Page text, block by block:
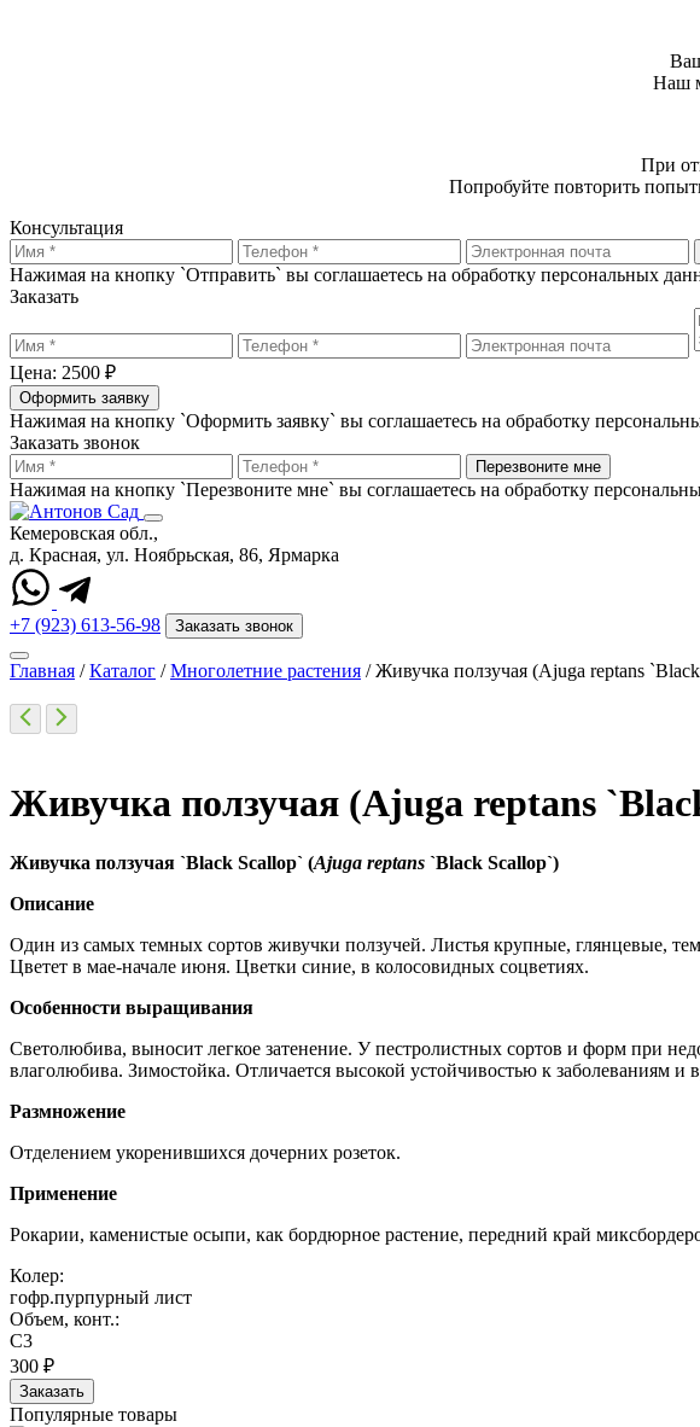
Наш
При
Попробуйте повторить
Консультация
Нажимая на кнопку `Отправить` вы соглашаетесь на обработку персональных
Заказать
Цена: 2500 ₽
Оформить заявку
Нажимая на кнопку `Оформить заявку` вы соглашаетесь на обработку
Заказать звонок
Перезвоните мне
Нажимая на кнопку `Перезвоните мне` вы соглашаетесь на обработку
Кемеровская обл.,
д. Красная, ул. Ноябрьская, 86, Ярмарка
+7 (923) 613-56-98 Заказать звонок
Главная / Каталог / Многолетние растения / Живучка ползучая (Ajuga reptans
Живучка ползучая (Ajuga reptans
Живучка ползучая `Black Scallop` (Ajuga reptans `Black Scallop`)
Описание
Один из самых темных сортов живучки ползучей. Листья крупные, глянцевые,
Цветет в мае-начале июня. Цветки синие, в колосовидных соцветиях.
Особенности выращивания
Светолюбива, выносит легкое затенение. У пестролистных сортов и форм при
влаголюбива. Зимостойка. Отличается высокой устойчивостью к заболеваниям
Размножение
Отделением укоренившихся дочерних розеток.
Применение
Рокарии, каменистые осыпи, как бордюрное растение, передний край
Колер:
гофр.пурпурный лист
Объем, конт.:
С3
300 ₽
Заказать
Популярные товары